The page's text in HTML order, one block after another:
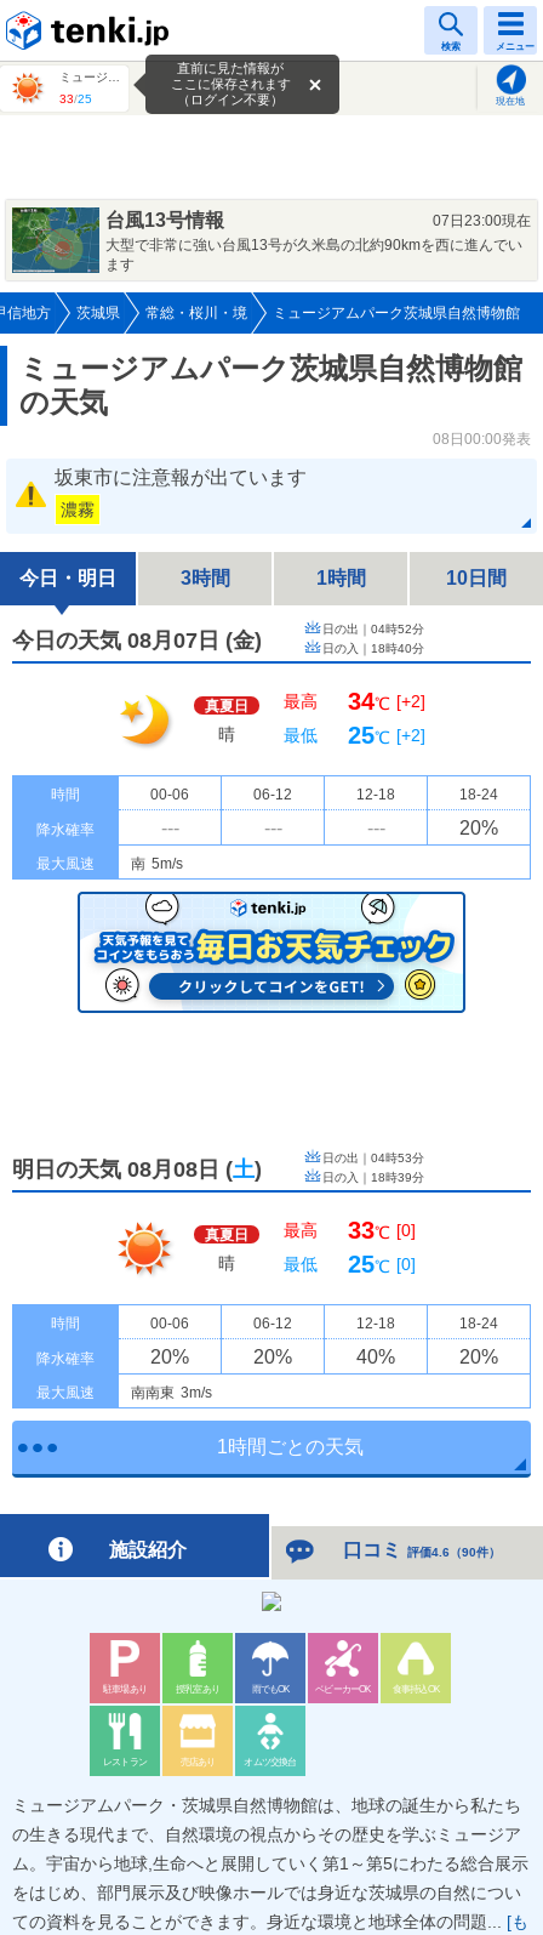
検索 メニュー
33/25 現在地
直前に見た情報が
ここに保存されます
（ログイン不要）
台風13号情報
07日23:00現在
大型で非常に強い台風13号が久米島の北約90kmを西に進んでい
ます
信地方 茨城県 常総・桜川・境 ミュージアムパーク茨城県自然博物館
ミュージアムパーク茨城県自然博物館
の天気
08日00:00発表
坂東市に注意報が出ています
濃霧
今日・明日 3時間 1時間 10日間
今日の天気 08月07日 (金) 日の出｜ 04時52分
日の入｜ 18時40分
真夏日
晴
最高 34℃ [+2]
最低
25℃ [+2]
時間 00-06 06-12 12-18 18-24
降水確率 --- --- --- 20%
最大風速 南 5m/s
明日の天気 08月08日 (土) 日の出｜ 04時53分
日の入｜ 18時39分
真夏日
晴
最高 33℃ [0]
最低
25℃ [0]
時間 00-06 06-12 12-18 18-24
降水確率 20% 20% 40% 20%
最大風速 南南東 3m/s
1時間ごとの天気
施設紹介 口コミ 評価4.6 （90件）
駐車場あり 授乳室あり 雨でもOK ベビーカーOK 食事持込OK
レストラン 売店あり オムツ交換台
ミュージアムパーク・茨城県自然博物館は、地球の誕生から私たち
の生きる現代まで、自然環境の視点からその歴史を学ぶミュージア
ム。宇宙から地球,生命へと展開していく第1～第5にわたる総合展示
をはじめ、部門展示及び映像ホールでは身近な茨城県の自然につい
ての資料を見ることができます。身近な環境と地球全体の問題... [も